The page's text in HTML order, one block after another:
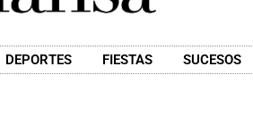
DEPORTES FIESTAS SUCESOS